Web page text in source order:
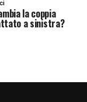
la coppia
a sinistra?